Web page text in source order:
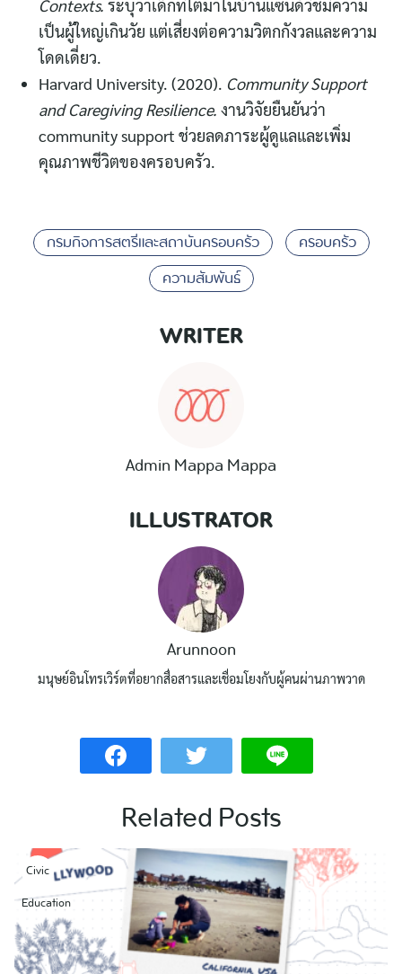
Contexts. ระบุว่าเด็กที่โตมาในบ้านแซนด์วิชมีความ
เป็นผู้ใหญ่เกินวัย แต่เสี่ยงต่อความวิตกกังวลและความ
โดดเดี่ยว.
Harvard University. (2020). Community Support
and Caregiving Resilience. งานวิจัยยืนยันว่า
community support ช่วยลดภาระผู้ดูแลและเพิ่ม
คุณภาพชีวิตของครอบครัว.
กรมกิจการสตรีและสถาบันครอบครัว
ครอบครัว
ความสัมพันธ์
WRITER
Admin Mappa Mappa
ILLUSTRATOR
Arunnoon
มนุษย์อินโทรเวิร์ตที่อยากสื่อสารและเชื่อมโยงกับผู้คนผ่านภาพวาด
Related Posts
Civic
Education